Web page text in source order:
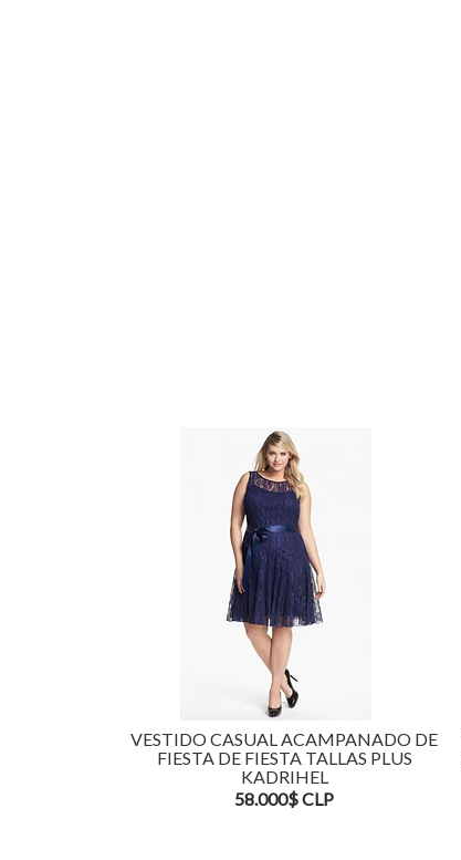
VESTIDO CASUAL ACAMPANADO DE
FIESTA DE FIESTA TALLAS PLUS
KADRIHEL
58.000$ CLP